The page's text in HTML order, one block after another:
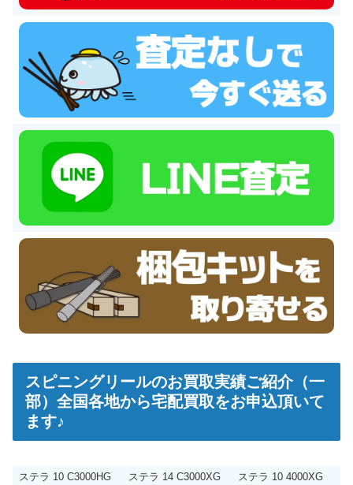
スピニングリールのお買取実績ご紹介（一
部）全国各地から宅配買取をお申込頂いて
ます♪
ステラ 10 C3000HG ステラ 14 C3000XG ステラ 10 4000XG